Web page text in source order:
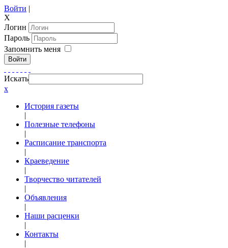
Войти |
X
Логин
Пароль
Запомнить меня
Войти
Искать
x
История газеты
|
Полезные телефоны
|
Расписание транспорта
|
Краеведение
|
Творчество читателей
|
Объявления
|
Наши расценки
|
Контакты
|